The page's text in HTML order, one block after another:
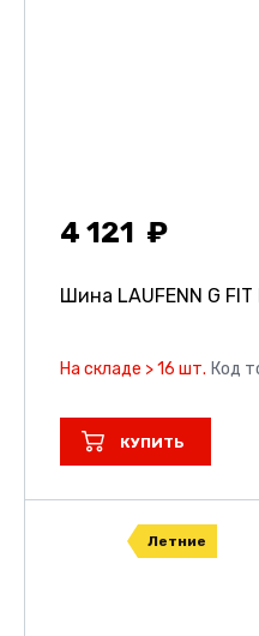
4 121
Шина LAUFENN G FIT
На складе > 16 шт. Код
КУПИТЬ
Летние